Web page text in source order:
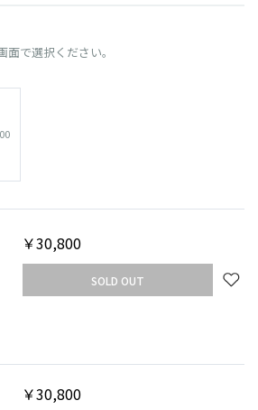
で選択ください。
￥30,800
SOLD OUT
￥30,800